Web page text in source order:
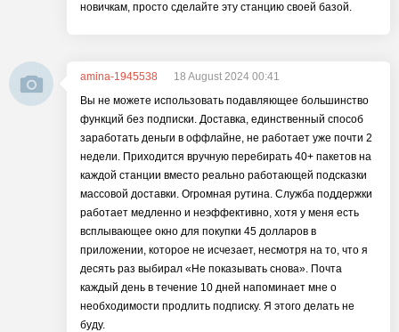
новичкам, просто сделайте эту станцию своей базой.
amina-1945538
18 August 2024 00:41
Вы не можете использовать подавляющее большинство
функций без подписки. Доставка, единственный способ
заработать деньги в оффлайне, не работает уже почти 2
недели. Приходится вручную перебирать 40+ пакетов на
каждой станции вместо реально работающей подсказки
массовой доставки. Огромная рутина. Служба поддержки
работает медленно и неэффективно, хотя у меня есть
всплывающее окно для покупки 45 долларов в
приложении, которое не исчезает, несмотря на то, что я
десять раз выбирал «Не показывать снова». Почта
каждый день в течение 10 дней напоминает мне о
необходимости продлить подписку. Я этого делать не
буду.